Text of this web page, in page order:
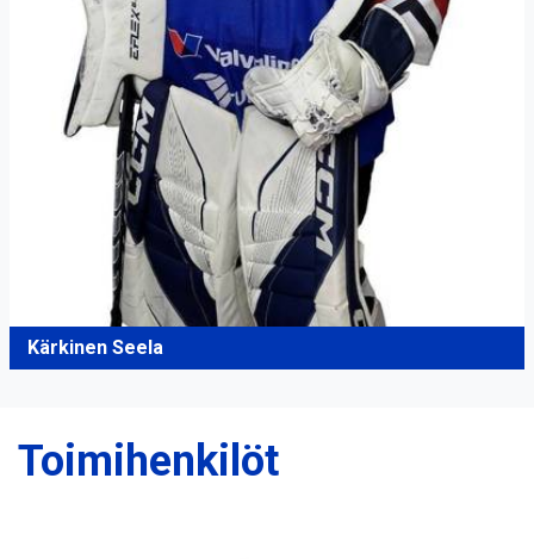
Kärkinen Seela
Toimihenkilöt